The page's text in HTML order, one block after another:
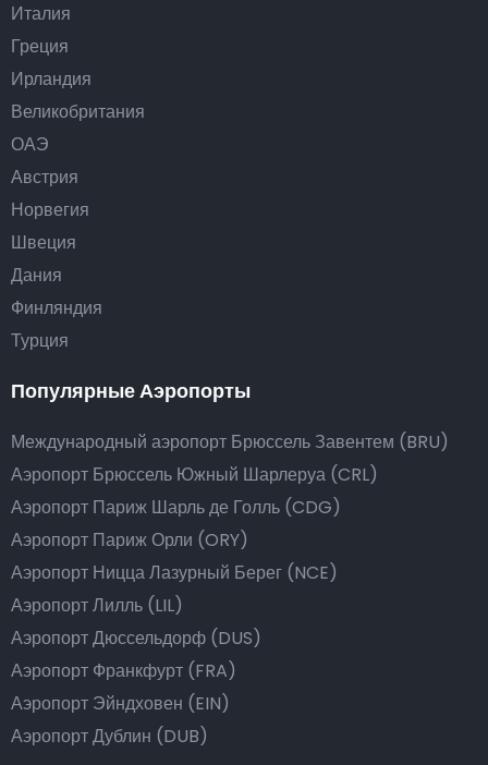
Италия
Греция
Ирландия
Великобритания
ОАЭ
Австрия
Норвегия
Швеция
Дания
Финляндия
Турция
Популярные Аэропорты
Международный аэропорт Брюссель Завентем (BRU)
Аэропорт Брюссель Южный Шарлеруа (CRL)
Аэропорт Париж Шарль де Голль (CDG)
Аэропорт Париж Орли (ORY)
Аэропорт Ницца Лазурный Берег (NCE)
Аэропорт Лилль (LIL)
Аэропорт Дюссельдорф (DUS)
Аэропорт Франкфурт (FRA)
Аэропорт Эйндховен (EIN)
Аэропорт Дублин (DUB)